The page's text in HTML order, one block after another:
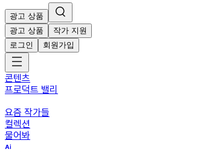
광고 상품
광고 상품
작가 지원
로그인
회원가입
콘텐츠
프로덕트 밸리
요즘 작가들
컬렉션
물어봐